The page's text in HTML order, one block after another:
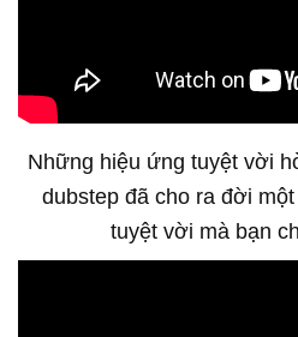
Những hiệu ứng tuyệt vời
dubstep đã cho ra đời
tuyệt vời mà bạn